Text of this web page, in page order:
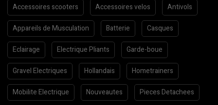
Accessoires scooters Accessoires velos Antivols
Appareils de Musculation Batterie Casques
Eclairage Electrique Pliants Garde-boue
Gravel Electriques Hollandais Hometrainers
Mobilite Electrique Nouveautes Pieces Detachees